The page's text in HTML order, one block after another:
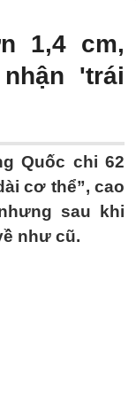
1,4 cm,
'trái
Quốc chi 62
cơ thể”, cao
sau khi
như cũ.